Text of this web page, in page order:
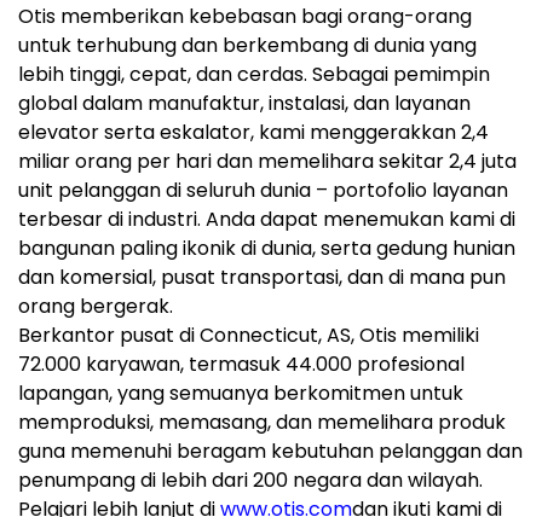
Otis memberikan kebebasan bagi orang-orang
untuk terhubung dan berkembang di dunia yang
lebih tinggi, cepat, dan cerdas. Sebagai pemimpin
global dalam manufaktur, instalasi, dan layanan
elevator serta eskalator, kami menggerakkan 2,4
miliar orang per hari dan memelihara sekitar 2,4 juta
unit pelanggan di seluruh dunia – portofolio layanan
terbesar di industri. Anda dapat menemukan kami di
bangunan paling ikonik di dunia, serta gedung hunian
dan komersial, pusat transportasi, dan di mana pun
orang bergerak.
Berkantor pusat di Connecticut, AS, Otis memiliki
72.000 karyawan, termasuk 44.000 profesional
lapangan, yang semuanya berkomitmen untuk
memproduksi, memasang, dan memelihara produk
guna memenuhi beragam kebutuhan pelanggan dan
penumpang di lebih dari 200 negara dan wilayah.
Pelajari lebih lanjut diwww.otis.comdan ikuti kami di